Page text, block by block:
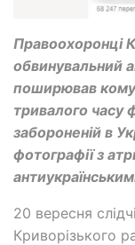
Правоохоронці
обвинувальний
поширював
тривалого часу
забороненій в
фотографії з
20 вересня
Криворізького